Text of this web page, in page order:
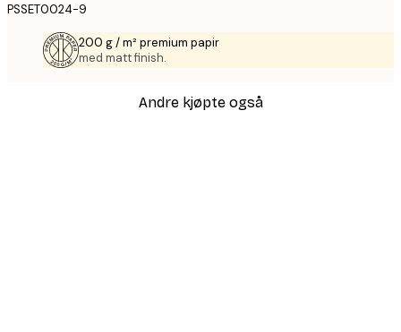
PSSET0024-9
200 g / m² premium papir
med matt finish.
Andre kjøpte også